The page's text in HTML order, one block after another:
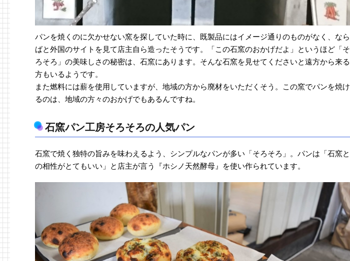
パンを焼くのに欠かせない窯を探していた時に、既製品にはイメージ通りのものがなく、なら
ばと外国のサイトを見て店主自ら造ったそうです。「この石窯のおかげだよ」というほど「そ
ろそろ」の美味しさの秘密は、石窯にあります。そんな石窯を見せてくださいと遠方から来る
方もいるようです。
また燃料には薪を使用していますが、地域の方から廃材をいただくそう。この窯でパンを焼け
るのは、地域の方々のおかげでもあるんですね。
石窯パン工房そろそろの人気パン
石窯で焼く独特の旨みを味わえるよう、シンプルなパンが多い「そろそろ」。パンは「石窯と
の相性がとてもいい」と店主が言う『ホシノ天然酵母』を使い作られています。